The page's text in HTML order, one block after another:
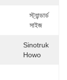
স্ট্যান্ডার্ড
সাইজ
Sinotruk
Howo